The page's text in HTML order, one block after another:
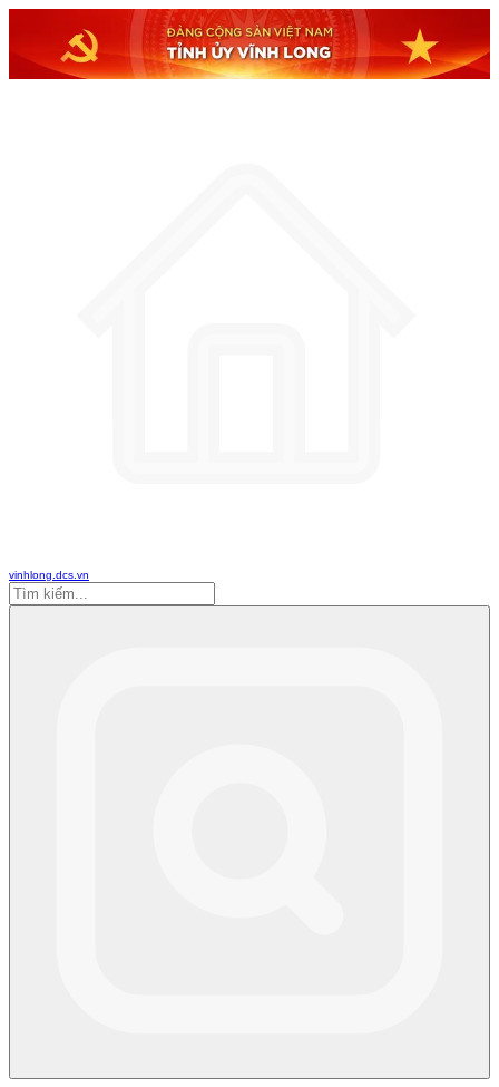
vinhlong.dcs.vn